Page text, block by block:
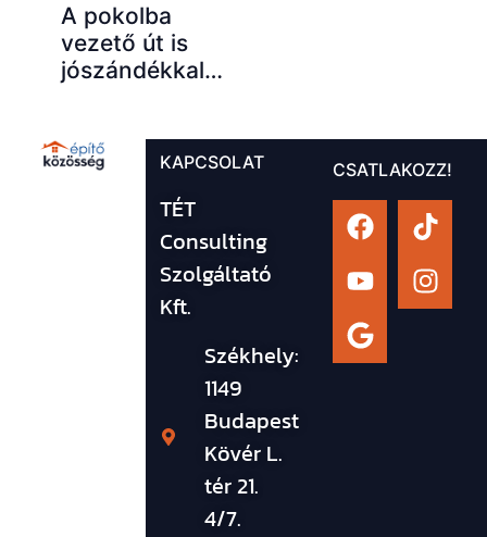
A pokolba
vezető út is
jószándékkal…
KAPCSOLAT
TÉT
Consulting
Szolgáltató
Kft.
Székhely:
1149
Budapest
Kövér L.
tér 21.
4/7.
CSATLAKOZZ!